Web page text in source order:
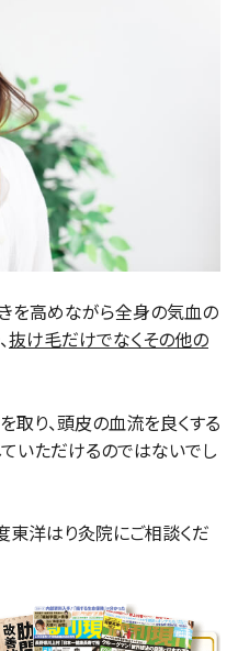
を高めながら全身の気血の
抜け毛だけでなくその他の
取り、頭皮の血流を良くする
いただけるのではないでし
東洋はり灸院にご相談くだ